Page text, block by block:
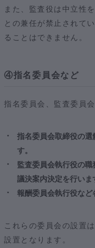
また、監査役は中立性
との兼任が禁止されて
ることはできません。
④指名委員会など
指名委員会、監査委員
指名委員会取締役の
す。
監査委員会執行役の
議決案内決定を行いま
報酬委員会執行役など
これらの委員会の設置
設置となります。